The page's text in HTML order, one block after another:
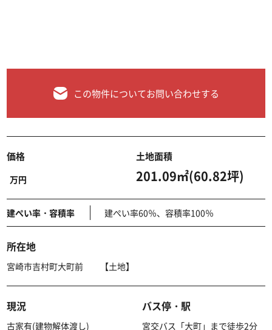
この物件についてお問い合わせする
価格
万円
土地面積
201.09㎡(60.82坪)
建ぺい率・容積率 建ぺい率60％、容積率100％
所在地
宮崎市吉村町大町前 【土地】
現況
古家有(建物解体渡し)
バス停・駅
宮交バス「大町」まで徒歩2分